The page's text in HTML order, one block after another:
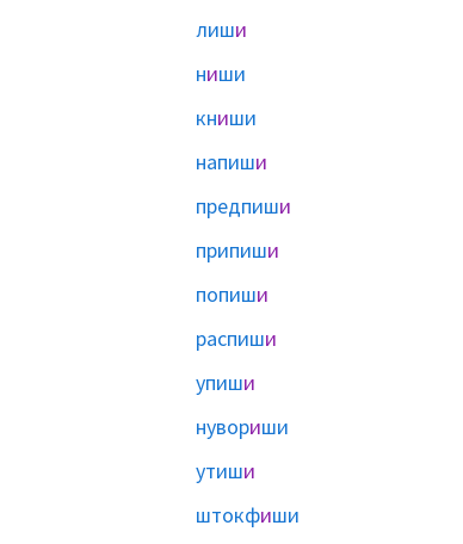
лиши
ниши
книши
напиши
предпиши
припиши
попиши
распиши
упиши
нувориши
утиши
штокфиши